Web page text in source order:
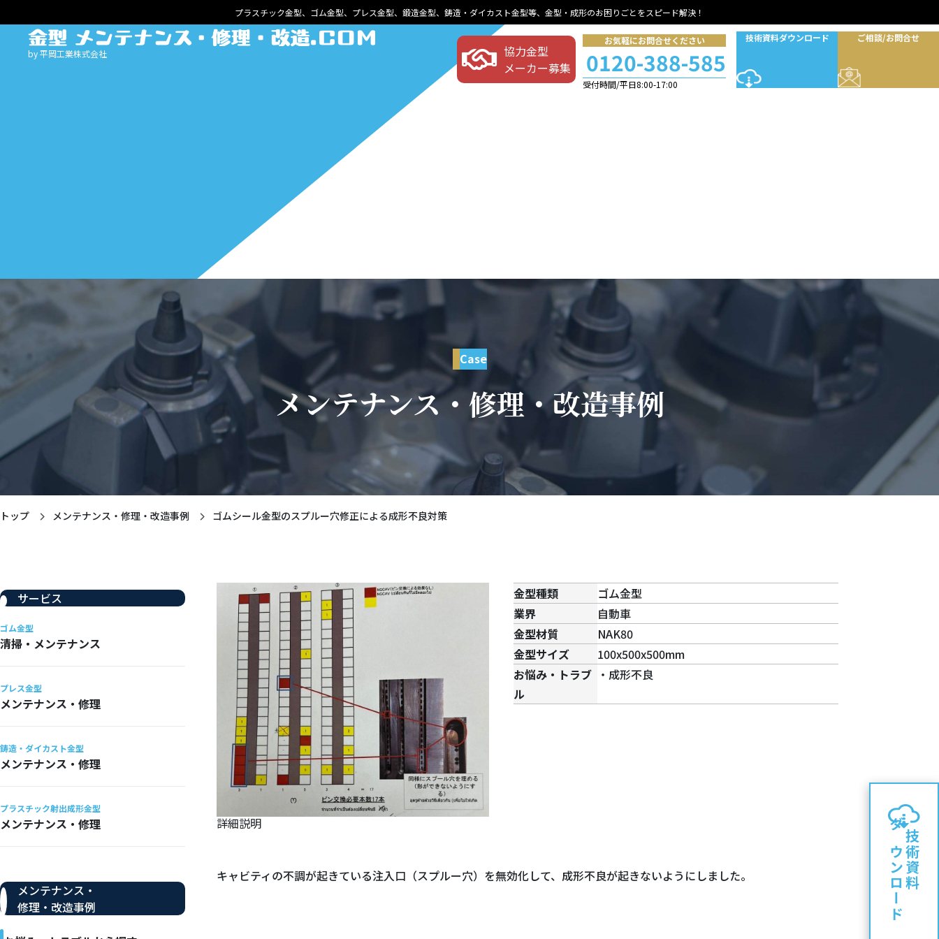
プラスチック金型、ゴム金型、プレス金型、鍛造金型、鋳造・ダイカスト金型等、金型・成形のお困りごとをスピード解決！
by 平岡工業株式会社
協力金型
メーカー募集
お気軽にお問合せください
0120-388-585
受付時間/平日8:00-17:00
技術資料ダウンロード ご相談/お問合せ
Case
メンテナンス・修理・改造事例
トップ メンテナンス・修理・改造事例 ゴムシール金型のスプルー穴修正による成形不良対策
サービス
ゴム金型
清掃・メンテナンス
プレス金型
メンテナンス・修理
鋳造・ダイカスト金型
メンテナンス・修理
プラスチック射出成形金型
メンテナンス・修理
メンテナンス・
修理・改造事例
金型種類
ゴム金型
業界
自動車
金型材質
NAK80
金型サイズ
100x500x500mm
お悩み・トラブ
ル
・成形不良
詳細説明
キャビティの不調が起きている注入口（スプルー穴）を無効化して、成形不良が起きないようにしました。 技術資料
ダウンロード